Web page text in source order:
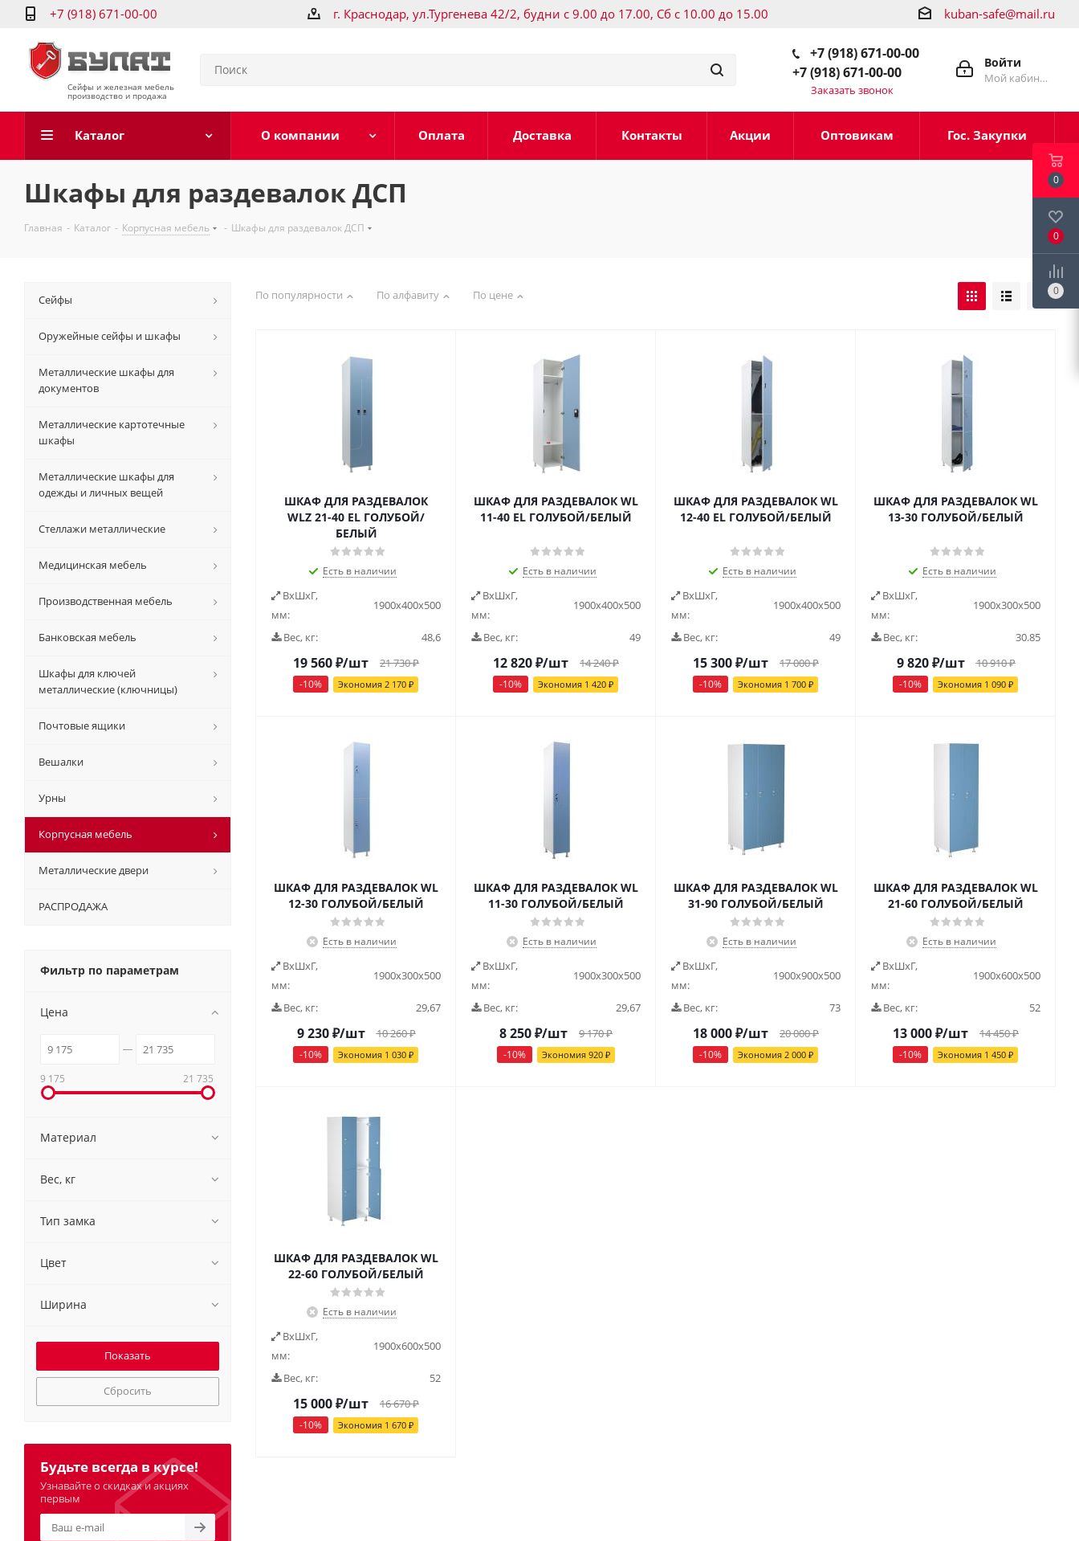
+7 (918) 671-00-00 г. Краснодар, ул.Тургенева 42/2, будни с 9.00 до 17.00, Сб с 10.00 до 15.00 kuban-safe@mail.ru
Сейфы и железная мебель
производство и продажа
Войти
Мой кабинет
+7 (918) 671-00-00
+7 (918) 671-00-00
Заказать звонок
Каталог О компании Оплата Доставка Контакты Акции Оптовикам Гос. Закупки
Шкафы для раздевалок ДСП
Главная - Каталог - Корпусная мебель - Шкафы для раздевалок ДСП
По популярности По алфавиту По цене
ШКАФ ДЛЯ РАЗДЕВАЛОК
WLZ 21-40 EL ГОЛУБОЙ/
БЕЛЫЙ
Есть в наличии
ВxШxГ,
мм:
1900x400x500
Вес, кг: 48,6
19 560₽/шт 21 730₽
-10% Экономия 2 170 ₽
ШКАФ ДЛЯ РАЗДЕВАЛОК WL
11-40 EL ГОЛУБОЙ/БЕЛЫЙ
Есть в наличии
ВxШxГ,
мм:
1900x400x500
Вес, кг: 49
12 820₽/шт 14 240₽
-10% Экономия 1 420 ₽
ШКАФ ДЛЯ РАЗДЕВАЛОК WL
12-40 EL ГОЛУБОЙ/БЕЛЫЙ
Есть в наличии
ВxШxГ,
мм:
1900x400x500
Вес, кг: 49
15 300₽/шт 17 000₽
-10% Экономия 1 700 ₽
ШКАФ ДЛЯ РАЗДЕВАЛОК WL
13-30 ГОЛУБОЙ/БЕЛЫЙ
Есть в наличии
ВxШxГ,
мм:
1900x300x500
Вес, кг: 30.85
9 820₽/шт 10 910₽
-10% Экономия 1 090 ₽
ШКАФ ДЛЯ РАЗДЕВАЛОК WL
12-30 ГОЛУБОЙ/БЕЛЫЙ
Есть в наличии
ВxШxГ,
мм:
1900x300x500
Вес, кг: 29,67
9 230₽/шт 10 260₽
-10% Экономия 1 030 ₽
ШКАФ ДЛЯ РАЗДЕВАЛОК WL
11-30 ГОЛУБОЙ/БЕЛЫЙ
Есть в наличии
ВxШxГ,
мм:
1900x300x500
Вес, кг: 29,67
8 250₽/шт 9 170₽
-10% Экономия 920₽
ШКАФ ДЛЯ РАЗДЕВАЛОК WL
31-90 ГОЛУБОЙ/БЕЛЫЙ
Есть в наличии
ВxШxГ,
мм:
1900x900x500
Вес, кг: 73
18 000₽/шт 20 000₽
-10% Экономия 2 000 ₽
ШКАФ ДЛЯ РАЗДЕВАЛОК WL
21-60 ГОЛУБОЙ/БЕЛЫЙ
Есть в наличии
ВxШxГ,
мм:
1900x600x500
Вес, кг: 52
13 000₽/шт 14 450₽
-10% Экономия 1 450 ₽
ШКАФ ДЛЯ РАЗДЕВАЛОК WL
22-60 ГОЛУБОЙ/БЕЛЫЙ
Есть в наличии
ВxШxГ,
мм:
1900x600x500
Вес, кг: 52
15 000₽/шт 16 670₽
-10% Экономия 1 670 ₽
Сейфы
Оружейные сейфы и шкафы
Металлические шкафы для
документов
Металлические картотечные
шкафы
Металлические шкафы для
одежды и личных вещей
Стеллажи металлические
Медицинская мебель
Производственная мебель
Банковская мебель
Шкафы для ключей
металлические (ключницы)
Почтовые ящики
Вешалки
Урны
Корпусная мебель
Металлические двери
РАСПРОДАЖА
Фильтр по параметрам
Цена
9 175 21 735
Материал
Вес, кг
Тип замка
Цвет
Ширина
Сбросить
Будьте всегда в курсе!
Узнавайте о скидках и акциях
первым
0
0
0